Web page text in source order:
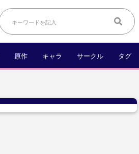
原作 キャラ サークル タグ